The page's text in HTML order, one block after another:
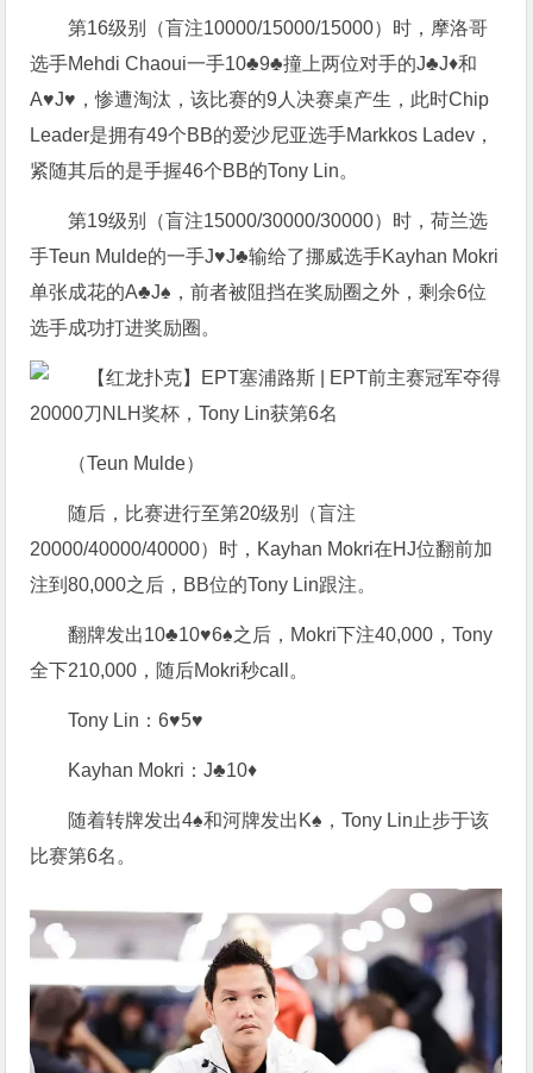
第16级别（盲注10000/15000/15000）时，摩洛哥
选手Mehdi Chaoui一手10♣9♣撞上两位对手的J♣J♦和
A♥J♥，惨遭淘汰，该比赛的9人决赛桌产生，此时Chip
Leader是拥有49个BB的爱沙尼亚选手Markkos Ladev，
紧随其后的是手握46个BB的Tony Lin。
第19级别（盲注15000/30000/30000）时，荷兰选
手Teun Mulde的一手J♥J♣输给了挪威选手Kayhan Mokri
单张成花的A♣J♠，前者被阻挡在奖励圈之外，剩余6位
选手成功打进奖励圈。
（Teun Mulde）
随后，比赛进行至第20级别（盲注
20000/40000/40000）时，Kayhan Mokri在HJ位翻前加
注到80,000之后，BB位的Tony Lin跟注。
翻牌发出10♣10♥6♠之后，Mokri下注40,000，Tony
全下210,000，随后Mokri秒call。
Tony Lin：6♥5♥
Kayhan Mokri：J♣10♦
随着转牌发出4♠和河牌发出K♠，Tony Lin止步于该
比赛第6名。